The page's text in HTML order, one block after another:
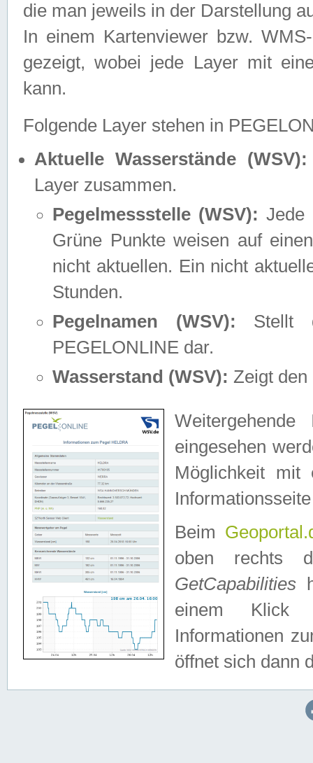
die man jeweils in der Darstellung
In einem Kartenviewer bzw.
gezeigt, wobei jede Layer mit
kann.
Folgende Layer stehen in
Aktuelle Wasserstände (WSV):
Layer zusammen.
Pegelmessstelle (WSV): Jede
Grüne Punkte weisen auf
nicht aktuellen. Ein nicht
Stunden.
Pegelnamen (WSV): Stellt
PEGELONLINE dar.
Wasserstand (WSV): Zeigt den
eingesehen
Möglichkeit mit
Beim
oben rechts
GetCapabilities
einem Klick
Informationen
öffnet sich dann